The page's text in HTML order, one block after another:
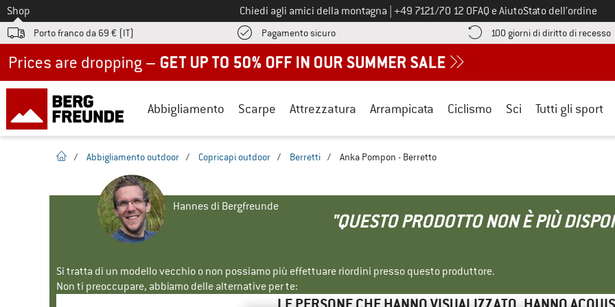
Allo
Shop Chiedi agli amici della montagna Chiamaci al numero
+49 7121/70 12 0FAQ e AiutoStato dell’ordine
Porto franco da 69 € (IT) Pagamento sicuroQui trovi le informazioni di pagamento! Si apre in una casella
100 giorni di diritto di recesso
Abbigliamento Scarpe Attrezzatura Arrampicata Ciclismo Sci Tutti gli sport
pagina iniziale
/ Abbigliamento outdoor / Copricapi outdoor / Berretti / Anka Pompon - Berretto
Hannes di Bergfreunde
"QUESTO PRODOTTO NON È PIÙ
Si tratta di un modello vecchio o non possiamo più effettuare riordini presso questo produttore.
Non ti preoccupare, abbiamo delle alternative per te: